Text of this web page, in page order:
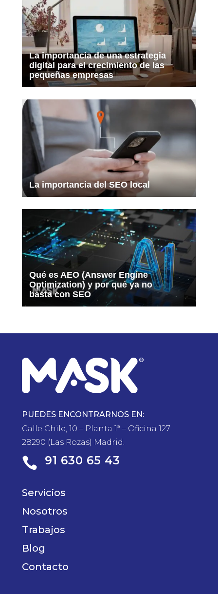
La importancia de una estrategia
digital para el crecimiento de las
pequeñas empresas
La importancia del SEO local
Qué es AEO (Answer Engine
Optimization) y por qué ya no
basta con SEO
PUEDES ENCONTRARNOS EN:
Calle Chile, 10 – Planta 1ª – Oficina 127
28290 (Las Rozas) Madrid.
 91 630 65 43
Servicios
Nosotros
Trabajos
Blog
Contacto